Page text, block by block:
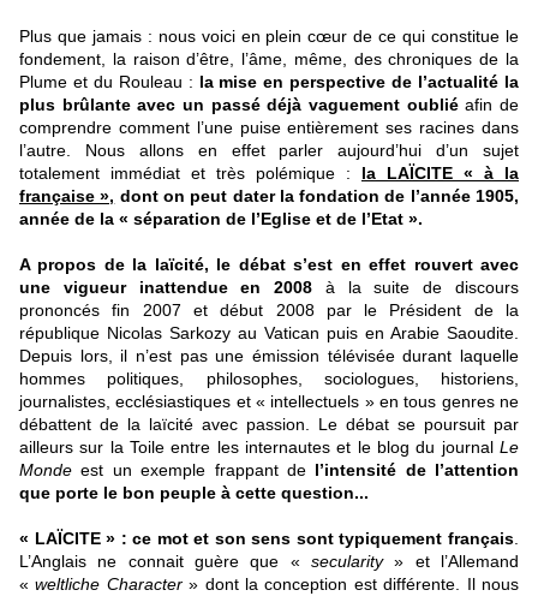
Plus que jamais : nous voici en plein cœur de ce qui constitue le
fondement, la raison d’être, l’âme, même, des chroniques de la
Plume et du Rouleau : la mise en perspective de l’actualité la
plus brûlante avec un passé déjà vaguement oubliéafin de
comprendre comment l’une puise entièrement ses racines dans
l’autre. Nous allons en effet parler aujourd’hui d’un sujet
totalement immédiat et très polémique : la LAÏCITE « à la
française », dont on peut dater la fondation de l’année 1905,
année de la « séparation de l’Eglise et de l’Etat ».
A propos de la laïcité, le débat s’est en effet rouvert avec
une vigueur inattendue
en 2008 à la suite de discours
prononcés fin 2007 et début 2008 par le Président de la
république Nicolas Sarkozy au Vatican puis en Arabie Saoudite.
Depuis lors, il n’est pas une émission télévisée durant laquelle
hommes politiques, philosophes, sociologues, historiens,
journalistes, ecclésiastiques et « intellectuels » en tous genres ne
débattent de la laïcité avec passion. Le débat se poursuit par
ailleurs sur la Toile entre les internautes et le blog du journal Le
Monde est un exemple frappant de l’intensité de l’attention
que porte le bon peuple à cette question...
« LAÏCITE » : ce mot et son sens sont typiquement français
L’Anglais ne connait guère que « secularity» et l’Allemand
«weltliche Character» dont la conception est différente. Il nous